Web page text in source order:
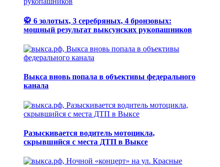
🥋 6 золотых, 3 серебряных, 4 бронзовых:
мощный результат выксунских рукопашников
Выкса вновь попала в объективы федерального
канала
Разыскивается водитель мотоцикла,
скрывшийся с места ДТП в Выксе